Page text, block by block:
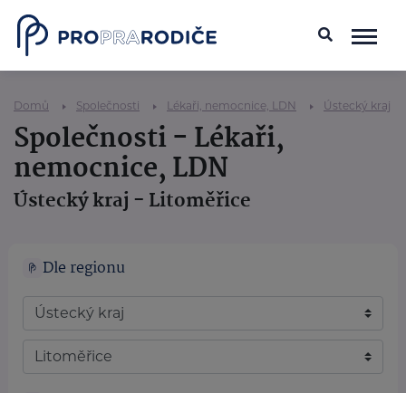
Domů Společnosti Lékaři, nemocnice, LDN Ústecký kraj
Společnosti - Lékaři,
nemocnice, LDN
Ústecký kraj - Litoměřice
Dle regionu